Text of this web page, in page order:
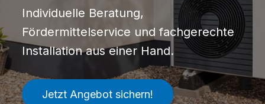
Individuelle Beratung,
Fördermittelservice und fachgerechte
Installation aus einer Hand.
Jetzt Angebot sichern!